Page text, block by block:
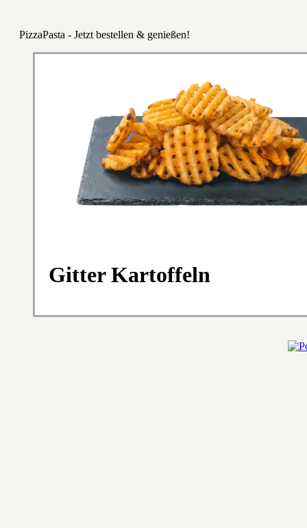
PizzaPasta - Jetzt bestellen & genießen!
Gitter Kartoffeln